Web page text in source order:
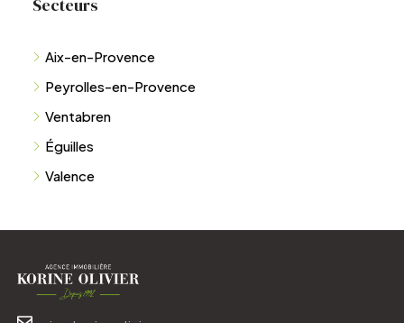
Peyrolles-en-Provence
Ventabren
Éguilles
Valence
aix@korineolivier.com